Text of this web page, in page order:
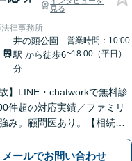
見る
律事務所
井の頭公園
駅 から徒歩6
分
営業時間：10:00
~18:00（平日）
故】LINE・chatworkで無料診
件超の対応実績／ファミリ
み。顧問医あり。【相続問
割協議から訴訟、生前の相
実績多数【医療機関】労務
メールでお問い合わせ